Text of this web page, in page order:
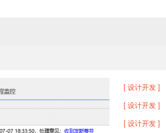
[ 设计开发 ]
[ 设计开发 ]
[ 设计开发 ]